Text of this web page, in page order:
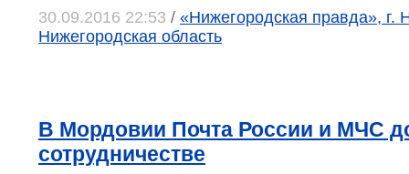
30.09.2016 22:53 / «Нижегородская правда», г.
Нижегородская область
В Мордовии Почта России и МЧС
сотрудничестве